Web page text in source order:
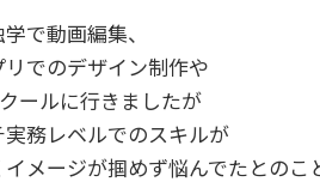
で動画編集、
でのデザイン制作や
ールに行きましたが
実務レベルでのスキルが
イメージが掴めず悩んでたとのこ